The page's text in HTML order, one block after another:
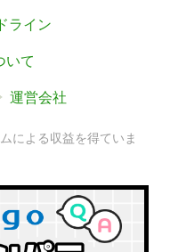
ライン
いて
運営会社
による収益を得ていま